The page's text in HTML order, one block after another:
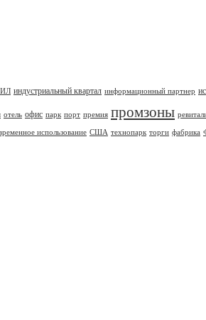
индустриальный квартал информационный партнер
отель офис парк порт премия промзоны
использование США технопарк торги фабрика